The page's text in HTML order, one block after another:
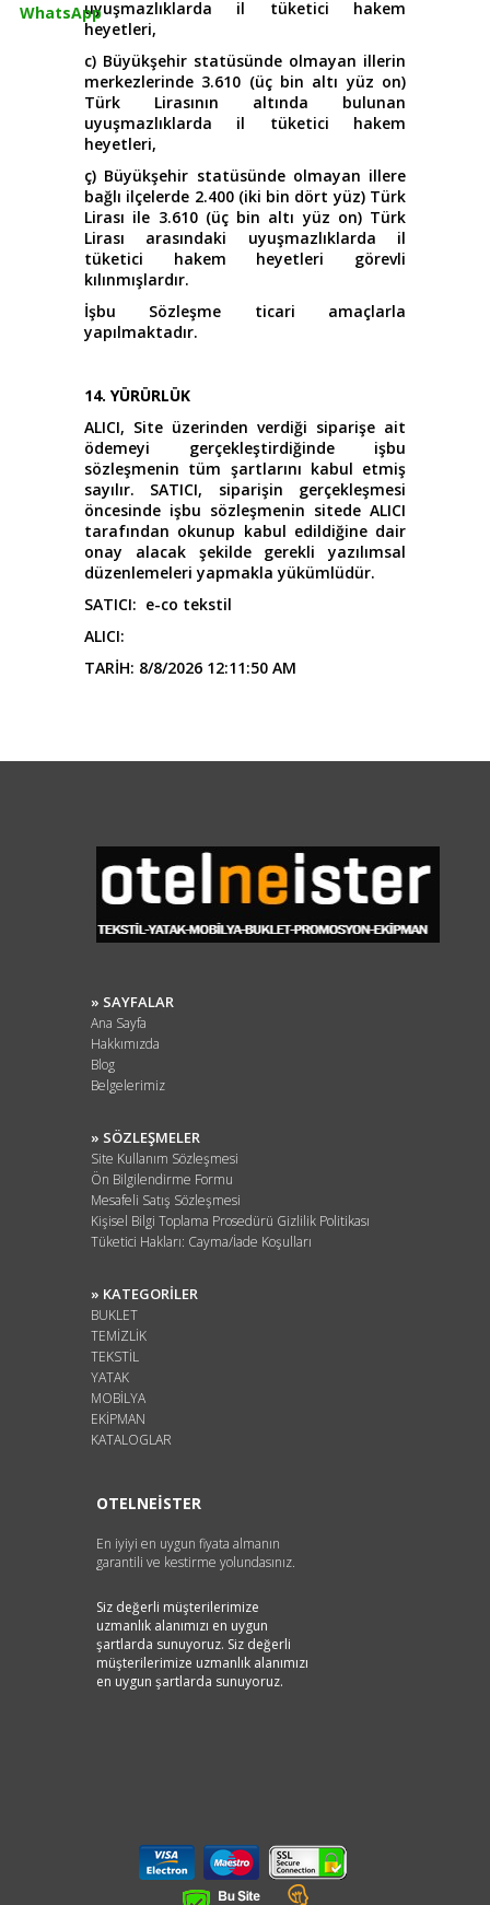
WhatsAppuyuşmazlıklarda il tüketici hakem
heyetleri,
c) Büyükşehir statüsünde olmayan illerin
merkezlerinde 3.610 (üç bin altı yüz on)
Türk Lirasının altında bulunan
uyuşmazlıklarda il tüketici hakem
heyetleri,
ç) Büyükşehir statüsünde olmayan illere
bağlı ilçelerde 2.400 (iki bin dört yüz) Türk
Lirası ile 3.610 (üç bin altı yüz on) Türk
Lirası arasındaki uyuşmazlıklarda il
tüketici hakem heyetleri görevli
kılınmışlardır.
İşbu Sözleşme ticari amaçlarla
yapılmaktadır.
14. YÜRÜRLÜK
ALICI, Site üzerinden verdiği siparişe ait
ödemeyi gerçekleştirdiğinde işbu
sözleşmenin tüm şartlarını kabul etmiş
sayılır. SATICI, siparişin gerçekleşmesi
öncesinde işbu sözleşmenin sitede ALICI
tarafından okunup kabul edildiğine dair
onay alacak şekilde gerekli yazılımsal
düzenlemeleri yapmakla yükümlüdür.
SATICI: e-co tekstil
ALICI:
TARİH: 8/8/2026 12:11:50 AM
» SAYFALAR
Ana Sayfa
Hakkımızda
Blog
Belgelerimiz
» SÖZLEŞMELER
Site Kullanım Sözleşmesi
Ön Bilgilendirme Formu
Mesafeli Satış Sözleşmesi
Kişisel Bilgi Toplama Prosedürü Gizlilik Politikası
Tüketici Hakları: Cayma/İade Koşulları
» KATEGORİLER
BUKLET
TEMİZLİK
TEKSTİL
YATAK
MOBİLYA
EKİPMAN
KATALOGLAR
OTELNEİSTER
En iyiyi en uygun fiyata almanın
garantili ve kestirme yolundasınız.
Siz değerli müşterilerimize
uzmanlık alanımızı en uygun
şartlarda sunuyoruz. Siz değerli
müşterilerimize uzmanlık alanımızı
en uygun şartlarda sunuyoruz.